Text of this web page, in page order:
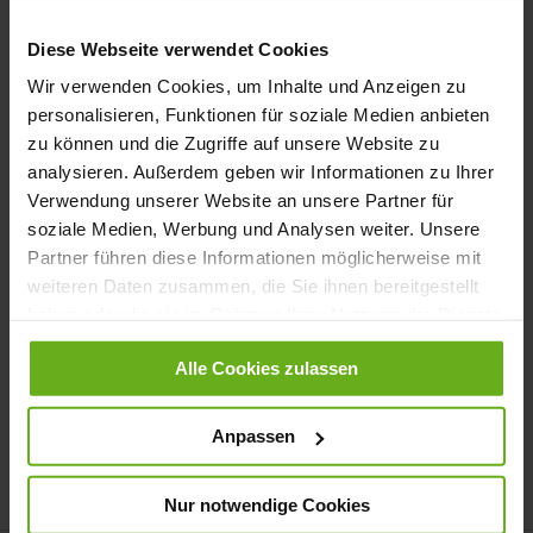
Diese Webseite verwendet Cookies
Wir verwenden Cookies, um Inhalte und Anzeigen zu
personalisieren, Funktionen für soziale Medien anbieten
zu können und die Zugriffe auf unsere Website zu
analysieren. Außerdem geben wir Informationen zu Ihrer
Verwendung unserer Website an unsere Partner für
soziale Medien, Werbung und Analysen weiter. Unsere
Partner führen diese Informationen möglicherweise mit
weiteren Daten zusammen, die Sie ihnen bereitgestellt
gesammelt haben.
Alle Cookies zulassen
Anpassen
Nur notwendige Cookies
Passwort vergessen?
Neue Kunden
Ein Konto zu erstellen hat viele Vorteile: schneller zur Kasse
gehen, mehr als eine Adresse speichern, Bestellungen verfolgen
und mehr.
Ein Konto erstellen